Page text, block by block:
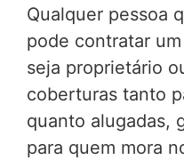
Qualquer pessoa
pode contratar
seja proprietário
coberturas tanto
quanto alugadas,
para quem mora